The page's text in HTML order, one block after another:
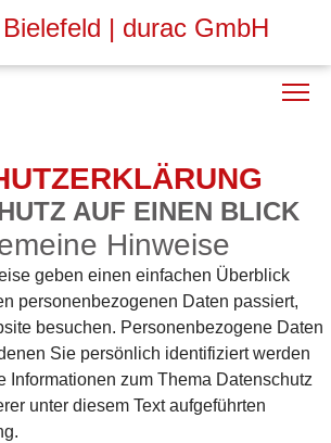
AUF EINEN BLICK
Hinweise
geben einen einfachen Überblick
personenbezogenen Daten passiert,
besuchen. Personenbezogene Daten
Sie persönlich identifiziert werden
Informationen zum Thema Datenschutz
unter diesem Text aufgeführten